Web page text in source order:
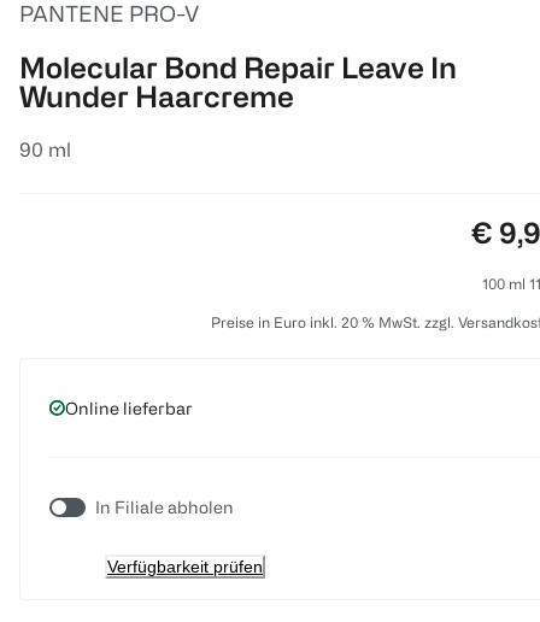
PANTENE PRO-V
Molecular Bond Repair Leave In
Wunder Haarcreme
90 ml
€
100 ml
Preise in Euro inkl. 20 % MwSt. zzgl.
Online lieferbar
In Filiale abholen
Verfügbarkeit prüfen